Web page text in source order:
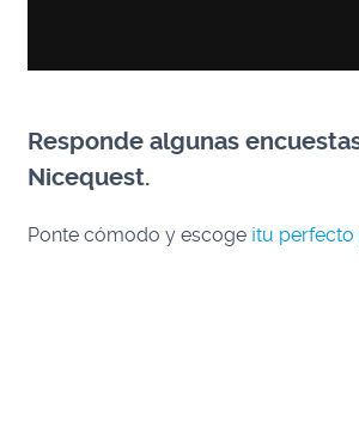
Responde algunas
Nicequest.
Ponte cómodo y escoge ¡tu